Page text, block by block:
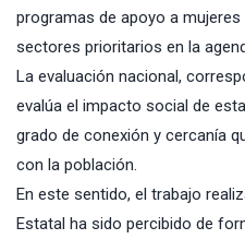
programas de apoyo a
sectores prioritarios en la
La evaluación nacional,
evalúa el impacto social de
grado de conexión y cercanía
con la población.
En este sentido, el trabajo
Estatal ha sido percibido de